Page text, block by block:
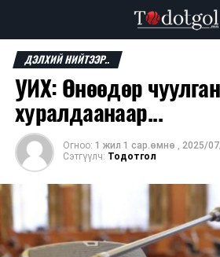
ДЭЛХИЙ НИЙТЭЭР..
УИХ: Өнөөдөр
хуралдаанаар...
Огноо: 1 жил 1 сар.өмнө , 2025/
Сэтгүүлч: Тодотгол